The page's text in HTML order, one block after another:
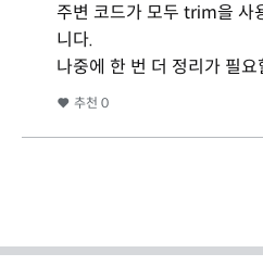
주변 코드가 모두 trim을 사
니다.
나중에 한 번 더 정리가 필요
추천 0